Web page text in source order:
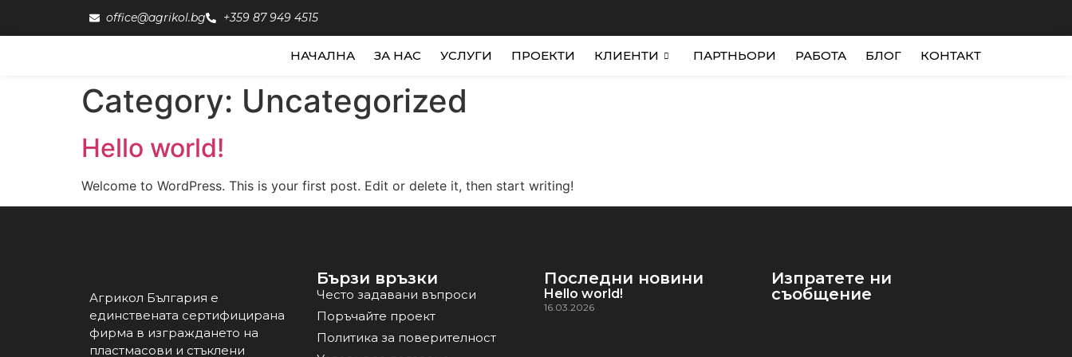
office@agrikol.bg +359 87 949 4515
НАЧАЛНА ЗА НАС УСЛУГИ ПРОЕКТИ КЛИЕНТИ ПАРТНЬОРИ РАБОТА БЛОГ КОНТАКТ
Category: Uncategorized
Hello world!
Welcome to WordPress. This is your first post. Edit or delete it, then start writing!
Агрикол България е
единствената сертифицирана
фирма в изграждането на
пластмасови и стъклени
Бързи връзки
Често задавани въпроси
Поръчайте проект
Политика за поверителност
Последни новини
Hello world!
16.03.2026
Изпратете ни
съобщение